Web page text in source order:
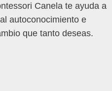
Canela te ayuda a
autoconocimiento e
que tanto deseas.